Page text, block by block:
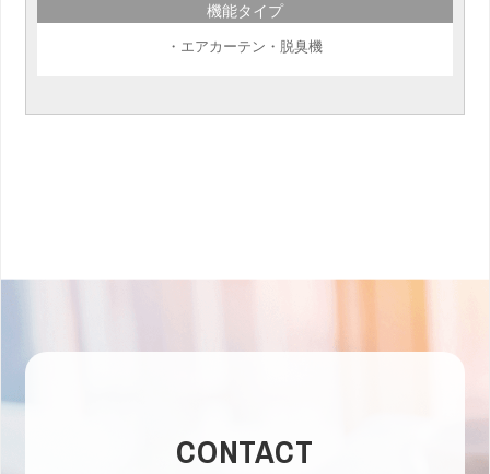
機能タイプ
・エアカーテン・脱臭機
CONTACT